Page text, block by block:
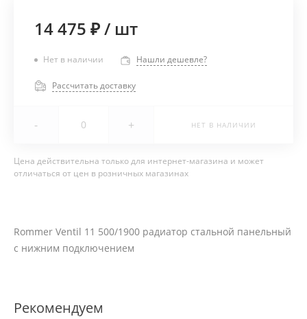
14 475 ₽/ шт
Нет в наличии Нашли дешевле?
Рассчитать доставку
- + НЕТ В НАЛИЧИИ
Цена действительна только для интернет-магазина и может
отличаться от цен в розничных магазинах
Rommer Ventil 11 500/1900 радиатор стальной панельный
с нижним подключением
Рекомендуем